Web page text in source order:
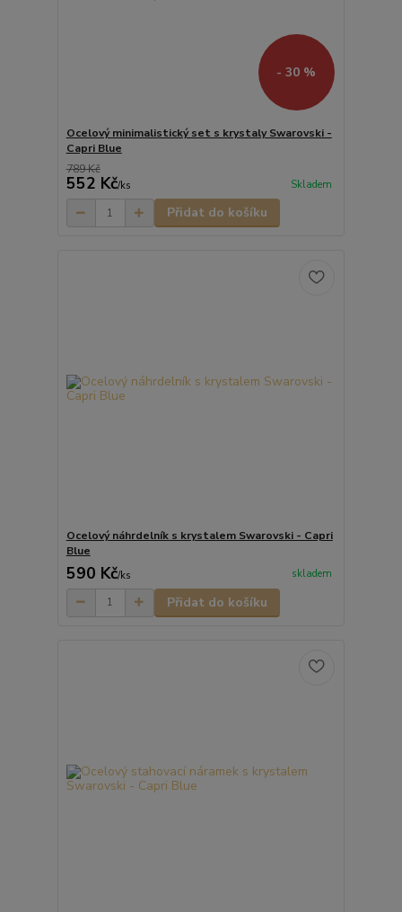
- 30 %
Ocelový minimalistický set s krystaly Swarovski -
Capri Blue
789 Kč
552 Kč/ks Skladem
Přidat do košíku
Ocelový náhrdelník s krystalem Swarovski - Capri
Blue
590 Kč/ks skladem
Přidat do košíku